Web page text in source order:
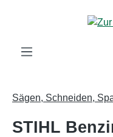
Zum Hauptinhalt
Sägen, Schneiden,
STIHL